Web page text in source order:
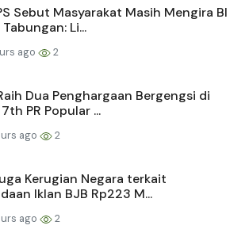
Sebut Masyarakat Masih Mengira BI
Li...
ago 2
Dua Penghargaan Bergengsi di
PR Popular ...
ago 2
Kerugian Negara terkait
Iklan BJB Rp223 M...
ago 2